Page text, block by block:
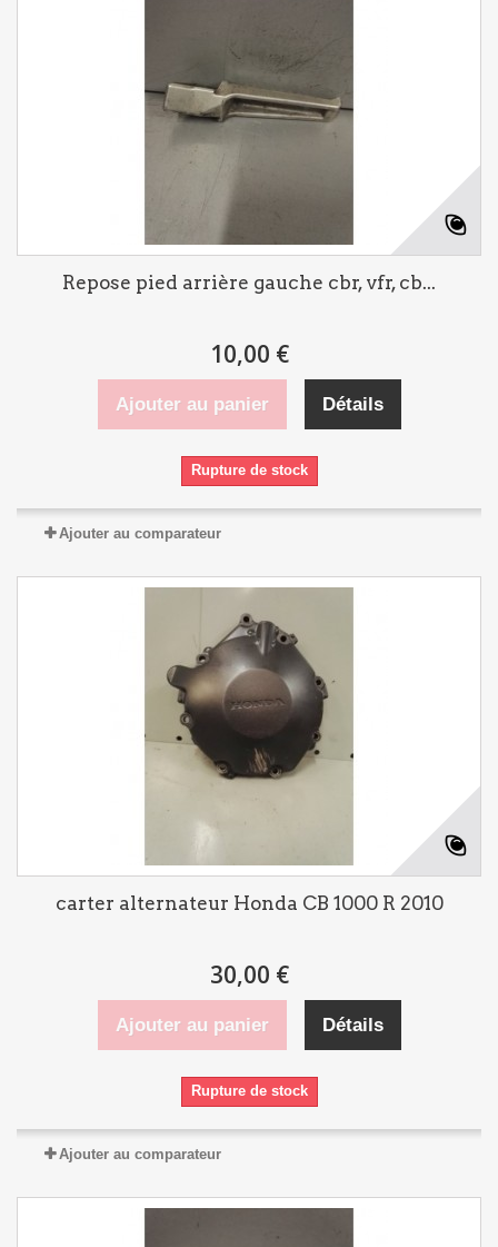
Repose pied arrière gauche cbr, vfr, cb...
10,00 €
Ajouter au panier Détails
Rupture de stock
Ajouter au comparateur
carter alternateur Honda CB 1000 R 2010
30,00 €
Ajouter au panier Détails
Rupture de stock
Ajouter au comparateur